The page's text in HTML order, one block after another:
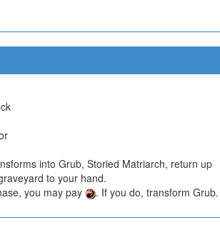
into Grub, Storied Matriarch, return up
to your hand.
you may pay
. If you do, transform Grub.